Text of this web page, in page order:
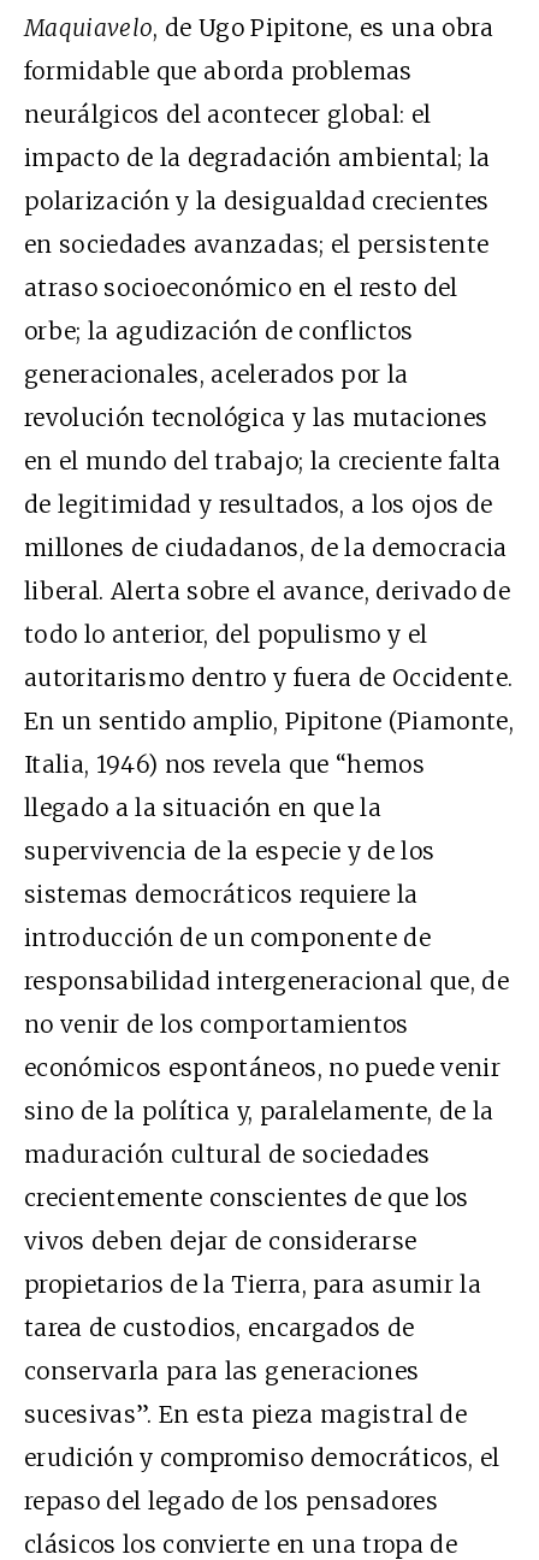
Maquiavelo, de Ugo Pipitone, es una obra
formidable que aborda problemas
neurálgicos del acontecer global: el
impacto de la degradación ambiental; la
polarización y la desigualdad crecientes
en sociedades avanzadas; el persistente
atraso socioeconómico en el resto del
orbe; la agudización de conflictos
generacionales, acelerados por la
revolución tecnológica y las mutaciones
en el mundo del trabajo; la creciente falta
de legitimidad y resultados, a los ojos de
millones de ciudadanos, de la democracia
liberal. Alerta sobre el avance, derivado de
todo lo anterior, del populismo y el
autoritarismo dentro y fuera de Occidente.
En un sentido amplio, Pipitone (Piamonte,
Italia, 1946) nos revela que “hemos
llegado a la situación en que la
supervivencia de la especie y de los
sistemas democráticos requiere la
introducción de un componente de
responsabilidad intergeneracional que, de
no venir de los comportamientos
económicos espontáneos, no puede venir
sino de la política y, paralelamente, de la
maduración cultural de sociedades
crecientemente conscientes de que los
vivos deben dejar de considerarse
propietarios de la Tierra, para asumir la
tarea de custodios, encargados de
conservarla para las generaciones
sucesivas”. En esta pieza magistral de
erudición y compromiso democráticos, el
repaso del legado de los pensadores
clásicos los convierte en una tropa de